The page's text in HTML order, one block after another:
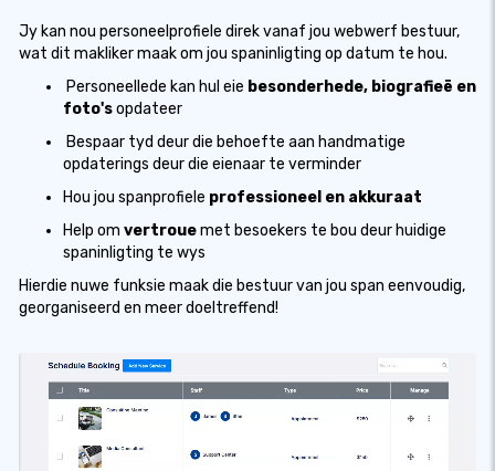
Jy kan nou personeelprofiele direk vanaf jou webwerf bestuur,
wat dit makliker maak om jou spaninligting op datum te hou.
️ Personeellede kan hul eie besonderhede, biografieë en
foto'sopdateer
️ Bespaar tyd deur die behoefte aan handmatige
opdaterings deur die eienaar te verminder
Hou jou spanprofiele professioneel en akkuraat
Help om vertrouemet besoekers te bou deur huidige
spaninligting te wys
Hierdie nuwe funksie maak die bestuur van jou span eenvoudig,
georganiseerd en meer doeltreffend!